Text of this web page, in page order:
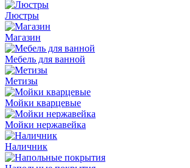
Люстры
Магазин
Мебель для ванной
Метизы
Мойки кварцевые
Мойки нержавейка
Наличник